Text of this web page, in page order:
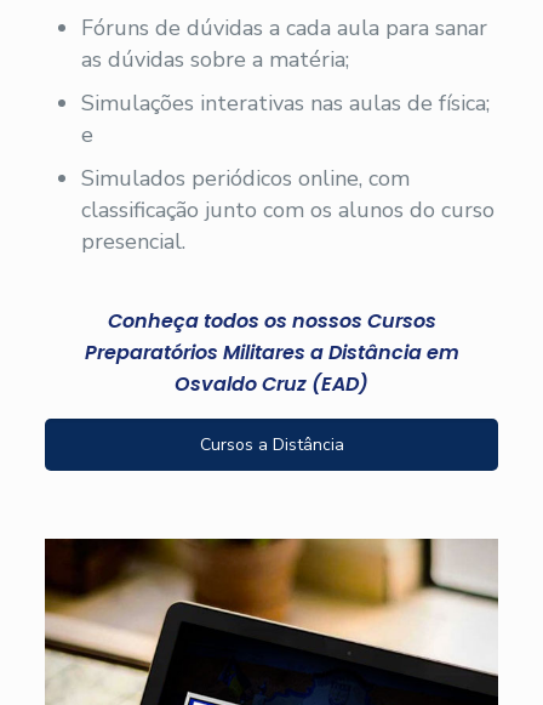
Fóruns de dúvidas a cada aula para sanar
as dúvidas sobre a matéria;
Simulações interativas nas aulas de física;
e
Simulados periódicos online, com
classificação junto com os alunos do curso
presencial.
Conheça todos os nossos Cursos
Preparatórios Militares a Distância em
Osvaldo Cruz (EAD)
Cursos a Distância